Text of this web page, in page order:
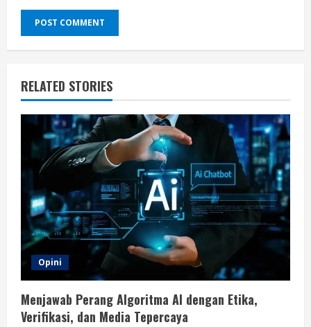
RELATED STORIES
Opini
Menjawab Perang Algoritma AI dengan Etika,
Verifikasi, dan Media Tepercaya